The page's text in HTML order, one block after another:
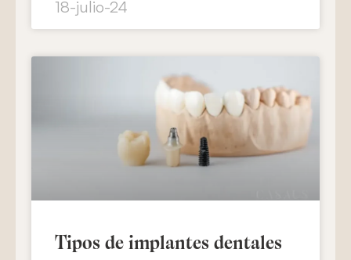
18-julio-24
Tipos de implantes dentales